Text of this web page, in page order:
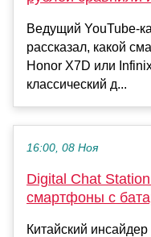
Ведущий YouTube-
рассказал, какой
Honor X7D или
классический д...
16:00, 08 Ноя
Digital Chat
смартфоны с
Китайский